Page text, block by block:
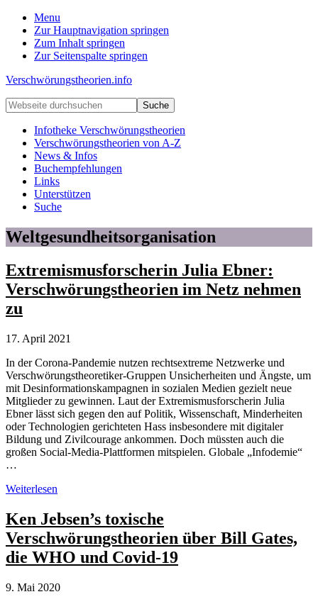
Menu
Zur Hauptnavigation springen
Zum Inhalt springen
Zur Seitenspalte springen
Verschwörungstheorien.info
Beiträge
zu
Merkmalen,
Funktionen
Risiken
konspirationistischen
Denkens
Webseite
durchsuchen
Infotheke Verschwörungstheorien
Verschwörungstheorien von A-Z
News & Infos
Buchempfehlungen
Links
Unterstützen
Suche
Weltgesundheitsorganisation
Extremismusforscherin Julia Ebner:
Verschwörungstheorien im Netz nehmen
zu
17. April 2021
In der Corona-Pandemie nutzen rechtsextreme Netzwerke und
Verschwörungstheoretiker-Gruppen Unsicherheiten und Ängste, um
mit Desinformationskampagnen in sozialen Medien gezielt neue
Mitglieder zu gewinnen. Laut der Extremismusforscherin Julia
Ebner lässt sich gegen den auf Politik, Wissenschaft, Minderheiten
oder Technologien gerichteten Hass insbesondere mit digitaler
Bildung und Zivilcourage ankommen. Doch müssten auch die
großen Social-Media-Plattformen mitspielen. Globale „Infodemie“
…
Extremismusforscherin
Ebner:
Verschwörungstheorien
im
Netz
nehmen
Weiterlesen
Ken Jebsen’s toxische
Verschwörungstheorien über Bill Gates,
die WHO und Covid-19
9. Mai 2020